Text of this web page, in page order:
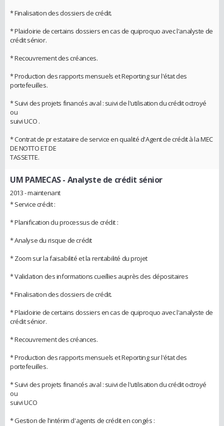
* Finalisation des dossiers de crédit.
* Plaidoirie de certains dossiers en cas de quiproquo avec l'analyste de
crédit sénior.
* Recouvrement des créances.
* Production des rapports mensuels et Reporting sur l'état des
portefeuilles.
* Suivi des projets financés aval : suivi de l'utilisation du crédit octroyé
ou
suivi UCO .
* Contrat de pr estataire de service en qualité d'Agent de crédit à la MEC
DE NOTTO ET DE
TASSETTE.
UM PAMECAS- Analyste de crédit sénior
2013 - maintenant
* Service crédit :
* Planification du processus de crédit :
* Analyse du risque de crédit
* Zoom sur la faisabilité et la rentabilité du projet
* Validation des informations cueillies auprès des dépositaires
* Finalisation des dossiers de crédit.
* Plaidoirie de certains dossiers en cas de quiproquo avec l'analyste de
crédit sénior.
* Recouvrement des créances.
* Production des rapports mensuels et Reporting sur l'état des
portefeuilles.
* Suivi des projets financés aval : suivi de l'utilisation du crédit octroyé
ou
suivi UCO
* Gestion de l'intérim d'agents de crédit en congés :